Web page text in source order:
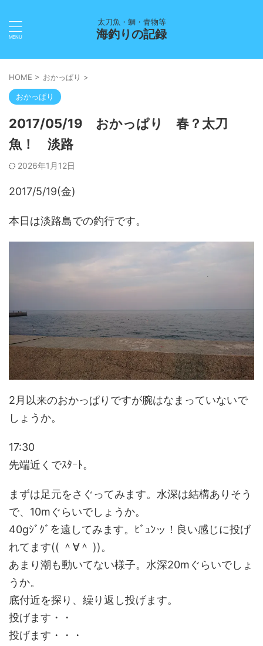
太刀魚・鯛・青物等
海釣りの記録
HOME > おかっぱり >
おかっぱり
2017/05/19 おかっぱり 春？太刀
魚！ 淡路
2026年1月12日
2017/5/19(金)
本日は淡路島での釣行です。
2月以来のおかっぱりですが腕はなまっていないで
しょうか。
17:30
先端近くでｽﾀｰﾄ。
まずは足元をさぐってみます。水深は結構ありそう
で、10mぐらいでしょうか。
40gｼﾞｸﾞを遠してみます。ﾋﾞｭﾝッ！良い感じに投げ
れてます(( ＾∀＾ ))。
あまり潮も動いてない様子。水深20mぐらいでしょ
うか。
底付近を探り、繰り返し投げます。
投げます・・
投げます・・・